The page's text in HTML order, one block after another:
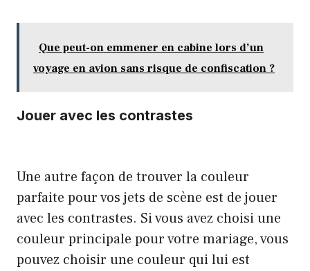
Que peut-on emmener en cabine lors d’un
voyage en avion sans risque de confiscation ?
Jouer avec les contrastes
Une autre façon de trouver la couleur
parfaite pour vos jets de scène est de jouer
avec les contrastes. Si vous avez choisi une
couleur principale pour votre mariage, vous
pouvez choisir une couleur qui lui est